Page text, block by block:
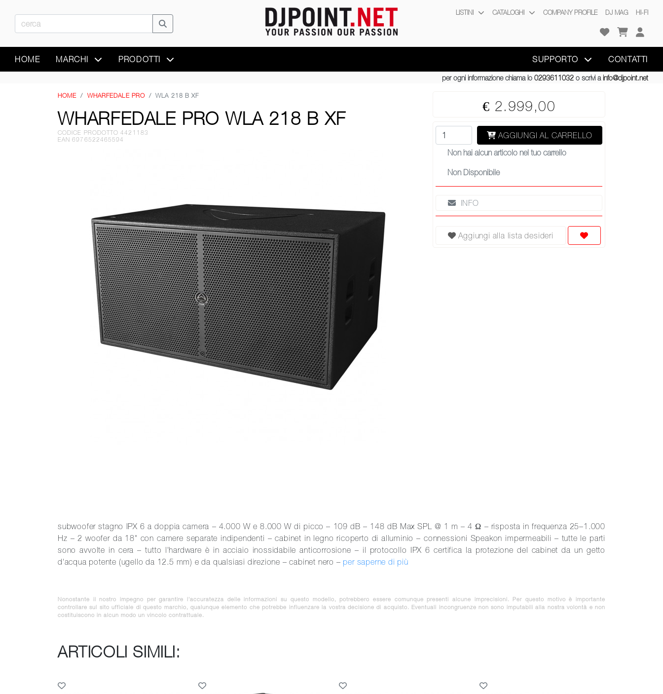
LISTINI CATALOGHI COMPANY PROFILE DJ MAG HI-FI
HOME MARCHI PRODOTTI SUPPORTO CONTATTI
per ogni informazione chiama lo 0293611032 o scrivi a info@djpoint.net
HOME WHARFEDALE PRO WLA 218 B XF
WHARFEDALE PRO WLA 218 B XF
CODICE PRODOTTO 4421183
EAN 6976522465594
€ 2.999,00
AGGIUNGI AL CARRELLO
Non hai alcun articolo nel tuo carrello
Non Disponibile
INFO
Aggiungi alla lista desideri
subwoofer stagno IPX 6 a doppia camera – 4.000 W e 8.000 W di picco – 109 dB – 148 dB Max SPL @ 1 m – 4 Ω – risposta in frequenza 25–1.000
Hz – 2 woofer da 18" con camere separate indipendenti – cabinet in legno ricoperto di alluminio – connessioni Speakon impermeabili – tutte le parti
sono avvolte in cera – tutto l'hardware è in acciaio inossidabile anticorrosione – il protocollo IPX 6 certifica la protezione del cabinet da un getto
d'acqua potente (ugello da 12.5 mm) e da qualsiasi direzione – cabinet nero – per saperne di più
Nonostante il nostro impegno per garantire l'accuratezza delle informazioni su questo modello, potrebbero essere comunque presenti alcune imprecisioni. Per questo motivo è importante
controllare sul sito ufficiale di questo marchio, qualunque elemento che potrebbe influenzare la vostra decisione di acquisto. Eventuali incongruenze non sono imputabili alla nostra volontà e non
costituiscono in alcun modo un vincolo contrattuale.
ARTICOLI SIMILI: